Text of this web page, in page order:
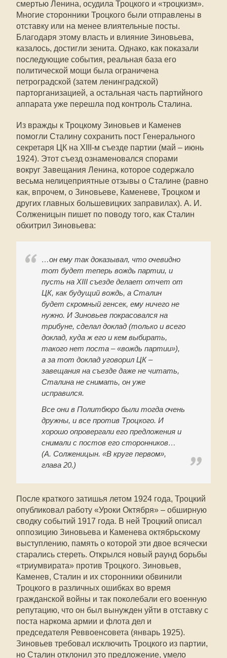
смертью Ленина, осудила Троцкого и «троцкизм».
Многие сторонники Троцкого были отправлены в
отставку или на менее влиятельные посты.
Благодаря этому власть и влияние Зиновьева,
казалось, достигли зенита. Однако, как показали
последующие события, реальная база его
политической мощи была ограничена
петроградской (затем ленинградской)
парторганизацией, а остальная часть партийного
аппарата уже перешла под контроль Сталина.
Из вражды к Троцкому Зиновьев и Каменев
помогли Сталину сохранить пост Генерального
секретаря ЦК на XIII-м съезде партии (май – июнь
1924). Этот съезд ознаменовался спорами
вокруг Завещания Ленина, которое содержало
весьма нелицеприятные отзывы о Сталине (равно
как, впрочем, о Зиновьеве, Каменеве, Троцком и
других главных большевицких заправилах). А. И.
Солженицын пишет по поводу того, как Сталин
обхитрил Зиновьева:
…он ему так доказывал, что очевидно
тот будет теперь вождь партии, и
пусть на XIII съезде делает отчет от
ЦК, как будущий вождь, а Сталин
будет скромный генсек, ему ничего не
нужно. И Зиновьев покрасовался на
трибуне, сделал доклад (только и всего
доклад, куда ж его и кем выбирать,
такого нет поста – «вождь партии»),
а за тот доклад уговорил ЦК –
завещания на съезде даже не читать,
Сталина не снимать, он уже
исправился.
Все они в Политбюро были тогда очень
дружны, и все против Троцкого. И
хорошо опровергали его предложения и
снимали с постов его сторонников…
(А. Солженицын. «В круге первом»,
глава 20.)
После краткого затишья летом 1924 года, Троцкий
опубликовал работу «Уроки Октября» – обширную
сводку событий 1917 года. В ней Троцкий описал
оппозицию Зиновьева и Каменева октябрьскому
выступлению, память о которой эти двое всячески
старались стереть. Открылся новый раунд борьбы
«триумвирата» против Троцкого. Зиновьев,
Каменев, Сталин и их сторонники обвинили
Троцкого в различных ошибках во время
гражданской войны и так поколебали его военную
репутацию, что он был вынужден уйти в отставку с
поста наркома армии и флота дел и
председателя Реввоенсовета (январь 1925).
Зиновьев требовал исключить Троцкого из партии,
но Сталин отклонил это предложение, умело